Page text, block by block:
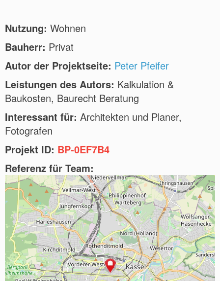
Nutzung: Wohnen
Bauherr: Privat
Autor der Projektseite: Peter Pfeifer
Leistungen des Autors: Kalkulation &
Baukosten, Baurecht Beratung
Interessant für: Architekten und Planer,
Fotografen
Projekt ID: BP-0EF7B4
Referenz für Team: